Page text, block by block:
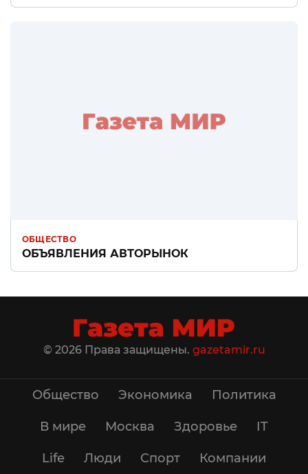
ОБЩЕСТВО
ОБЪЯВЛЕНИЯ АВТОРЫНОК
© 2026 Права защищены. gazetamir.ru
Общество Экономика Политика
В мире Москва Здоровье IT
Life Люди Спорт Компании